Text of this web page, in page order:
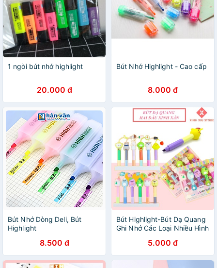
1 ngòi bút nhớ highlight
20.000 đ
Bút Nhớ Highlight - Cao cấp
8.000 đ
Bút Nhớ Dòng Deli, Bút
Highlight
8.500 đ
Bút Highlight-Bút Dạ Quang
Ghi Nhớ Các Loại Nhiều Hình
5.000 đ